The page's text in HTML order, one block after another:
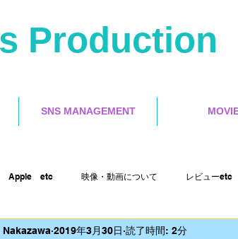
Production
SNS MANAGEMENT
Apple etc 映像・動画について レビューetc
ューバー Misoca アンバサダーetc
2019年3月30日 読了時間: 2分